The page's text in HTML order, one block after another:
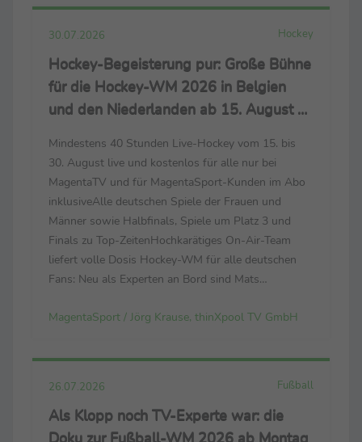
30.07.2026 Hockey
Hockey-Begeisterung pur: Große Bühne
für die Hockey-WM 2026 in Belgien
und den Niederlanden ab 15. August –
MagentaTV
Mindestens 40 Stunden Live-Hockey vom 15. bis
30. August live und kostenlos für alle nur bei
MagentaTV und für MagentaSport-Kunden im Abo
inklusiveAlle deutschen Spiele der Frauen und
Männer sowie Halbfinals, Spiele um Platz 3 und
Finals zu Top-ZeitenHochkarätiges On-Air-Team
liefert volle Dosis Hockey-WM für alle deutschen
Fans: Neu als Experten an Bord sind Mats
Leistungsträger ihrer Nationalteams Der
MagentaSport / Jörg Krause, thinXpool TV GmbH
26.07.2026 Fußball
Als Klopp noch TV-Experte war: die
Doku zur Fußball-WM 2026 ab Montag